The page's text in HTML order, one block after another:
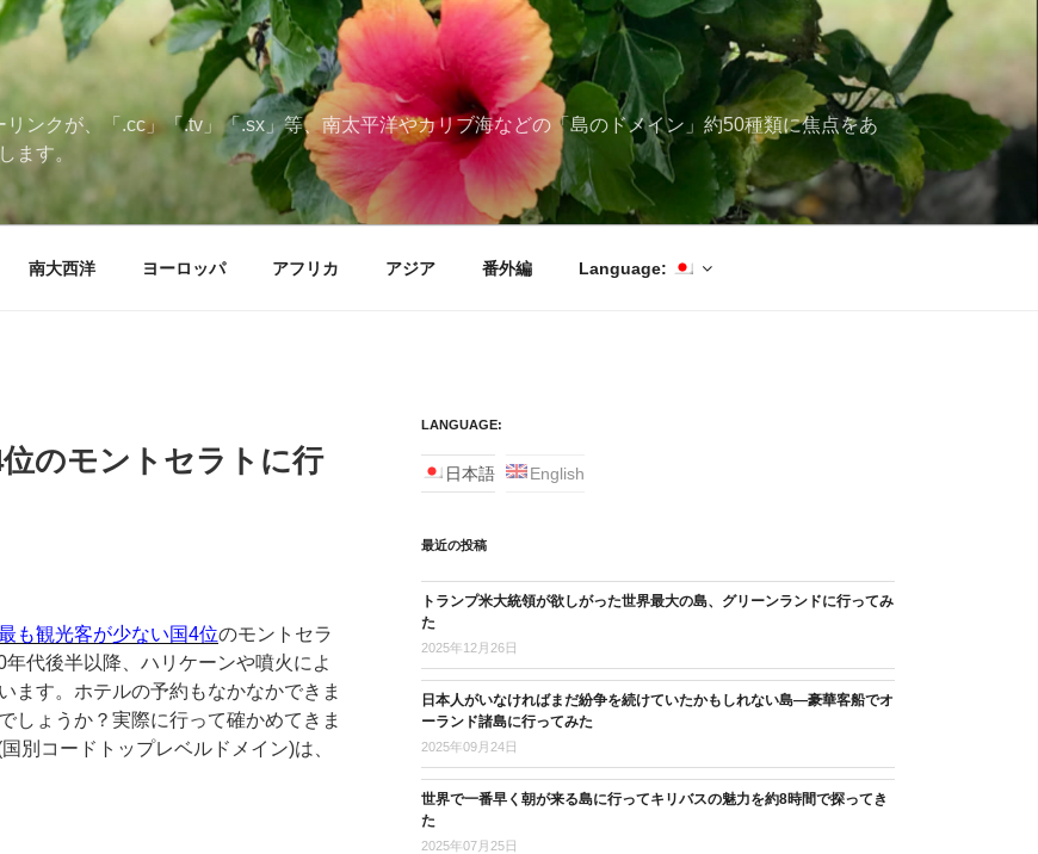
ンクが、「.cc」「.tv」「.sx」等、南太平洋やカリブ海などの「島のドメイン」約50種類に焦点をあ
ます。
南大西洋 ヨーロッパ アフリカ アジア 番外編 Language:
のモントセラトに行
も観光客が少ない国4位のモントセラ
代後半以降、ハリケーンや噴火によ
ます。ホテルの予約もなかなかできま
しょうか？実際に行って確かめてきま
別コードトップレベルドメイン)は、
LANGUAGE:
日本語 English
最近の投稿
トランプ米大統領が欲しがった世界最大の島、グリーンランドに行ってみ
た
2025年12月26日
日本人がいなければまだ紛争を続けていたかもしれない島―豪華客船でオ
ーランド諸島に行ってみた
2025年09月24日
世界で一番早く朝が来る島に行ってキリバスの魅力を約8時間で探ってき
た
2025年07月25日